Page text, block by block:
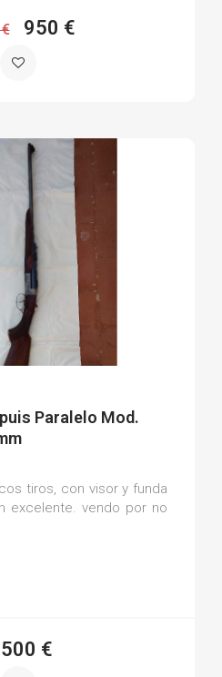
950 €
Paralelo Mod.
tiros, con visor y funda
excelente. vendo por no
€